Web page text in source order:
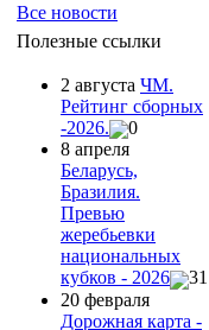
Все новости
Полезные ссылки
2 августа ЧМ.
Рейтинг сборных
-2026.
0
8 апреля
Беларусь,
Бразилия.
Превью
жеребьевки
национальных
кубков - 2026
31
20 февраля
Дорожная карта -